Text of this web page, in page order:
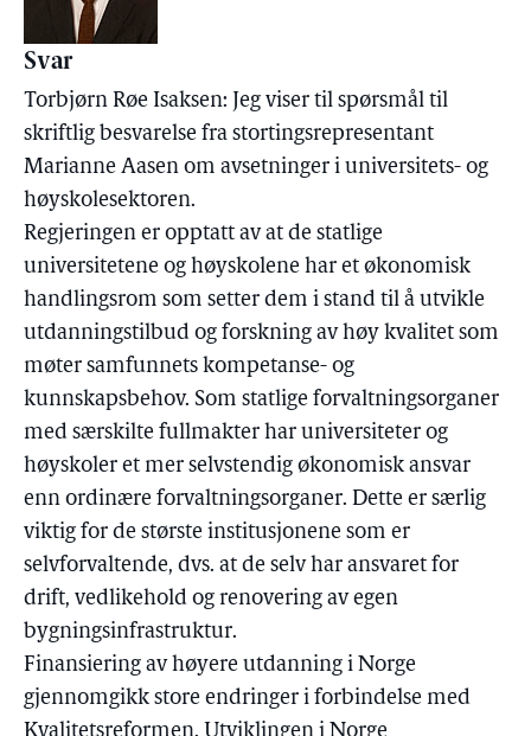
Svar
Torbjørn Røe Isaksen: Jeg viser til spørsmål til
skriftlig besvarelse fra stortingsrepresentant
Marianne Aasen om avsetninger i universitets- og
høyskolesektoren.
Regjeringen er opptatt av at de statlige
universitetene og høyskolene har et økonomisk
handlingsrom som setter dem i stand til å utvikle
utdanningstilbud og forskning av høy kvalitet som
møter samfunnets kompetanse- og
kunnskapsbehov. Som statlige forvaltningsorganer
med særskilte fullmakter har universiteter og
høyskoler et mer selvstendig økonomisk ansvar
enn ordinære forvaltningsorganer. Dette er særlig
viktig for de største institusjonene som er
selvforvaltende, dvs. at de selv har ansvaret for
drift, vedlikehold og renovering av egen
bygningsinfrastruktur.
Finansiering av høyere utdanning i Norge
gjennomgikk store endringer i forbindelse med